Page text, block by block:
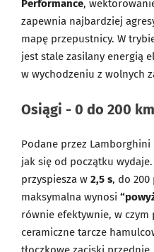
Performance,
zapewnia najbardziej
mapę przepustnicy. W
jest stale zasilany energią
w wychodzeniu z wolnych
Osiągi - 0 do 200
Podane przez
jak się od początku
przyspiesza w 2,5 s, do 200
maksymalna wynosi
równie efektywnie, w
ceramiczne tarcze